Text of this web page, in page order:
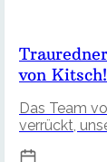
von
Das Team
verrückt,